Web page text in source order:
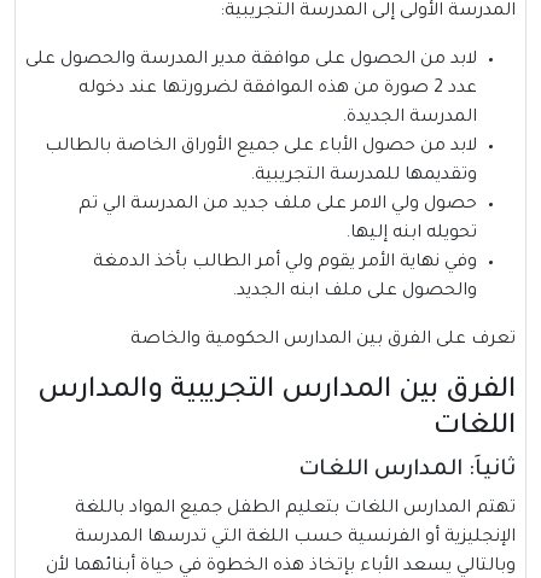
المدرسة الأولى إلى المدرسة التجريبية:
لابد من الحصول على موافقة مدير المدرسة والحصول على
عدد 2 صورة من هذه الموافقة لضرورتها عند دخوله
المدرسة الجديدة.
لابد من حصول الأباء على جميع الأوراق الخاصة بالطالب
وتقديمها للمدرسة التجريبية.
حصول ولي الامر على ملف جديد من المدرسة الي تم
تحويله ابنه إليها.
وفي نهاية الأمر يقوم ولي أمر الطالب بأخذ الدمغة
والحصول على ملف ابنه الجديد.
تعرف علىالفرق بين المدارس الحكومية والخاصة
الفرق بين المدارس التجريبية والمدارس
اللغات
ثانياَ: المدارس اللغات
تهتم المدارساللغاتبتعليم الطفل جميع المواد باللغة
الإنجليزية أو الفرنسية حسب اللغة التي تدرسها المدرسة
وبالتالي يسعد الأباء بإتخاذ هذه الخطوة في حياة أبنائهما لأن